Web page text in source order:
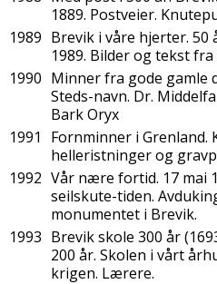
1889. Postveier.
1989 Brevik i våre hjerter. 50
1989. Bilder og tekst
1990 Minner fra gode gamle
Steds-navn. Dr.
Bark Oryx
1991
Fornminner i Grenland.
helleristninger og
1992 Vår nære fortid. 17 mai
seilskute-tiden.
monumentet i Brevik.
1993 Brevik skole 300 år
200 år. Skolen i vårt
krigen. Lærere.